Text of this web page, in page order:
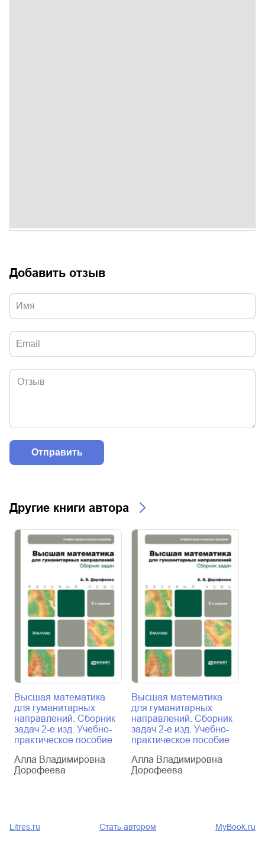
Добавить отзыв
Другие книги автора
Высшая математика
для гуманитарных
направлений. Сборник
задач 2-е изд. Учебно-
практическое пособие
Алла Владимировна
Дорофеева
Высшая математика
для гуманитарных
направлений. Сборник
задач 2-е изд. Учебно-
практическое пособие
Алла Владимировна
Дорофеева
Litres.ru Стать автором MyBook.ru